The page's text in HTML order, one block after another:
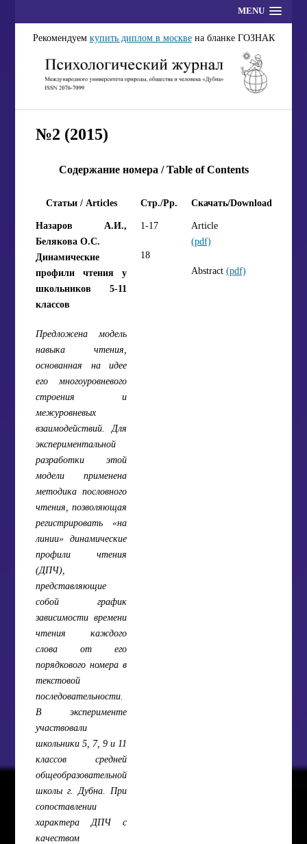
MENU
Рекомендуем купить диплом в москвена бланке ГОЗНАК
№2 (2015)
Содержание номера / Table of Contents
Статьи / Articles Стр./Pp. Скачать/Download
Назаров А.И.,
Белякова О.С.
Динамические
профили чтения у
школьников 5-11
классов
Предложена модель
навыка чтения,
основанная на идее
его многоуровневого
строения и
межуровневых
взаимодействий. Для
экспериментальной
разработки этой
модели применена
методика пословного
чтения, позволяющая
регистрировать «на
линии» динамические
профили чтения
(ДПЧ),
представляющие
собой график
зависимости времени
чтения каждого
слова от его
порядкового номера в
текстовой
последовательности.
В эксперименте
участвовали
школьники 5, 7, 9 и 11
классов средней
общеобразовательной
школы г. Дубна. При
сопоставлении
характера ДПЧ с
качеством
1-17
18
Article
(pdf)
Abstract(pdf)